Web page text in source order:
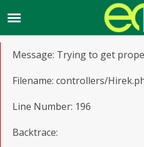
A PHP Error was encountered
Message: Trying to get
Filename: controllers/
Line Number: 196
Backtrace: